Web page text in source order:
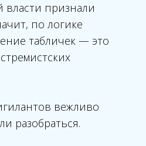
признали
по логике
табличек — это
вежливо
разобраться.